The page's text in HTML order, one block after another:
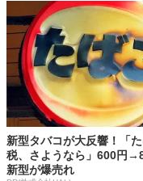
新型タバコが大反響！「た
税、さようなら」600円
新型が爆売れ